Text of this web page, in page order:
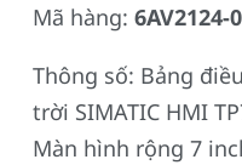
Mã hàng: 6AV2124-
Thông số: Bảng
trời SIMATIC HMI
Màn hình rộng 7